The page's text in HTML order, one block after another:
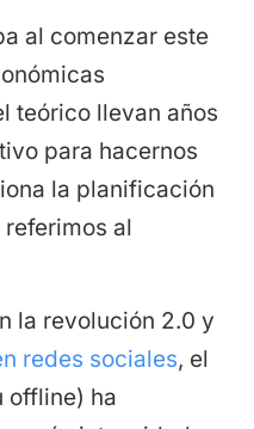
al comenzar este
teórico llevan años
para hacernos
la planificación
al
la revolución 2.0 y
redes sociales, el
offline) ha